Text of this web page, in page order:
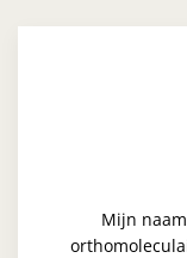
Mijn